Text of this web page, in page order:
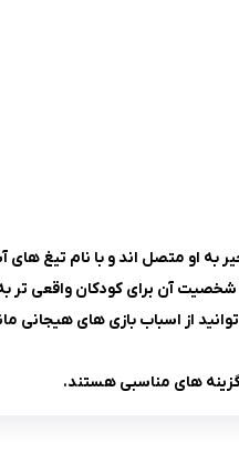
اند و با نام تیغ‌ های آشوب در
آن برای کودکان واقعی تر
از اسباب بازی های هیجانی
گزینه های مناسبی هستند.